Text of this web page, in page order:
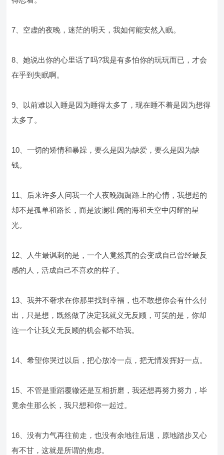
7、空虚的夜晚，迷茫的明天，我如何能安然入眠。
8、她说出你的心里话了吗?我是有多怕你的玩玩而已，才会
在乎到失眠啊。
9、以前难以入睡是因为睡得太多了，现在睡不着是因为想得
太多了。
10、一切的矫情和暴躁，要么是因为缺爱，要么是因为缺
钱。
11、后来许多人问我一个人夜晚踟蹰路上的心情，我想起的
却不是孤单和路长，而是波澜壮阔的海和天空中闪耀的星
光。
12、人生最讽刺的是，一个人竟然真的会变成自己曾经最反
感的人，活成自己不喜欢的样子。
13、我并不奢求在你那里找到幸福，也不敢想你会有什么付
出，只是想，既然做了决定我就义无反顾，可笑的是，你却
连一个让我义无反顾的机会都不给我。
14、希望你哭过以后，把心放冷一点，把无情发挥好一点。
15、不管是重蹈覆辙还是互相折磨，我还想再努力努力，毕
竟余生那么长，我只想和你一起过。
16、没有力气再往前走，也没有余地往后退，原地踏步又心
有不甘，这就是所谓的焦虑。